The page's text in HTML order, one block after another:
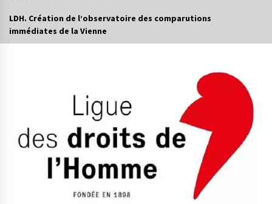
LDH. Création de l’observatoire des comparutions
immédiates de la Vienne